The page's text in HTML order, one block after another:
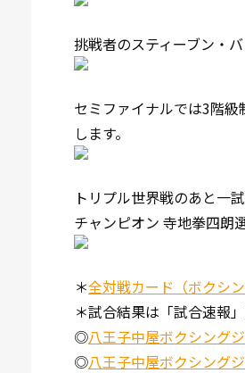
挑戦者のスティーブン・
セミファイナルでは3階
します。
トリプル世界戦のあと一
チャンピオン 寺地拳四朗
＊全対戦カード（ボクシ
＊試合結果は「試合速報
◎八王子中屋ボクシング
◎八王子中屋ボクシング